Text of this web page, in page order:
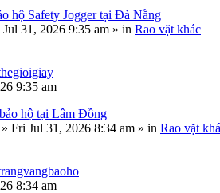
hộ Safety Jogger tại Đà Nẵng
31, 2026 9:35 am » in Rao vặt khác
9:35 am
hộ tại Lâm Đồng
» Fri Jul 31, 2026 8:34 am » in Rao vặt
8:34 am